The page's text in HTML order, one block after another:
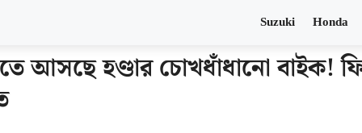
Suzuki Honda
আসছে হণ্ডার চোখধাঁধানো বাইক!